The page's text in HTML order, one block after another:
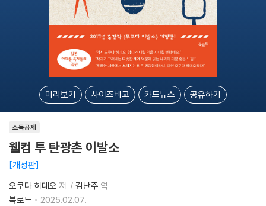
미리보기 사이즈비교 카드뉴스 공유하기
소득공제
웰컴 투 탄광촌 이발소
개정판
오쿠다 히데오 저 김난주 역
북로드
2025.02.07.